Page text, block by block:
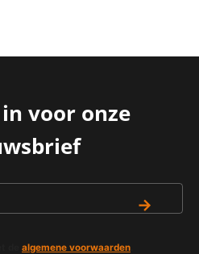
voor onze
→
algemene voorwaarden